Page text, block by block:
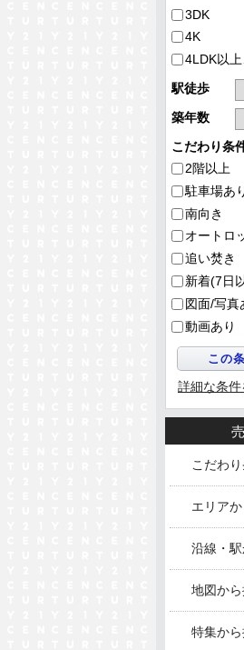
3DK
4K
4LDK以
駅徒歩
築年数
こだわり条
2階以上
駐車場あ
南向き
オートロ
追い焚き
新着(7日
図面/写真
動画あり
詳細な条件
こだわ
エリア
沿線・
地図か
特集か